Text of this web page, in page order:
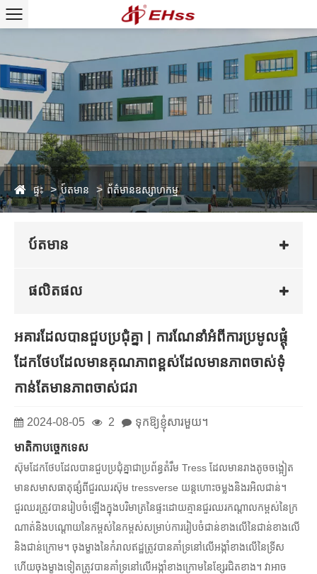
ផ្ទះ ប៍តមាន ព័ត៌មានឧស្សាហកម្ម
ប៍តមាន
ផលិតផល
អគារដែលបានជួបប្រជុំគ្នា | ការណែនាំអំពីការប្រមូលផ្តុំ
ដែកថែបដែលមានគុណភាពខ្ពស់ដែលមានភាពចាស់ទុំ
កាន់តែមានភាពចាស់ជរា
2024-08-05 2 ទុកឱ្យខ្ញុំសារមួយ។
មាតិកាបច្ចេកទេស
ស៊ុមដែកថែបដែលបានជួបប្រជុំគ្នាជាប្រព័ន្ធតំរឹម Tress ដែលមានរាងតូចចង្អៀត
មានសមាសធាតុផ្សំពីជួរឈរស៊ុម tressverse យន្តហោះចម្លងនិងរអិលជាន់។
ជួរឈរត្រូវបានរៀបចំឡើងក្នុងបរិមាត្រនៃផ្ទះដោយគ្មានជួរឈរកណ្តាលកម្ពស់នៃក្រ
ណាត់និងបណ្តោយនៃកម្ពស់នៃកម្ពស់សម្រាប់ការរៀបចំជាន់ខាងលើនៃជាន់ខាងលើ
និងជាន់ក្រោម។ ចុងម្ខាងនៃកំរាលឥដ្ឋត្រូវបានគាំទ្រនៅលើអង្កាំខាងលើនៃទ្រីស
ហើយចុងម្ខាងទៀតត្រូវបានគាំទ្រនៅលើអង្កាំខាងក្រោមនៃខ្សែរជិតខាង។ វាអាច